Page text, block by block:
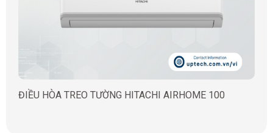
ĐIỀU HÒA TREO TƯỜNG HITACHI AIRHOME 100